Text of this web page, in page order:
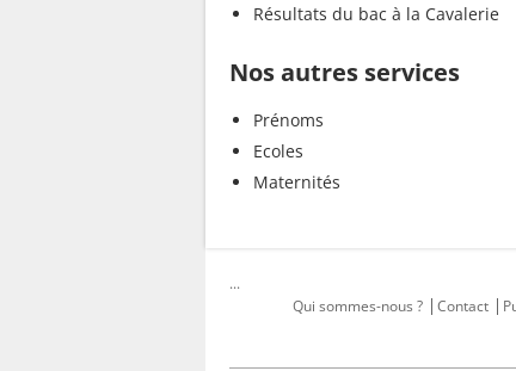
Résultats du bac à la Cavalerie
Nos autres services
Prénoms
Ecoles
Maternités
...
Qui sommes-nous ?
Contact